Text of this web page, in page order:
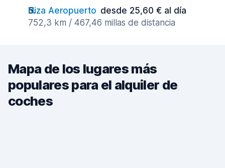
Niza Aeropuerto desde 25,60 € al día
752,3 km / 467,46 millas de distancia
Mapa de los lugares más
populares para el alquiler de
coches